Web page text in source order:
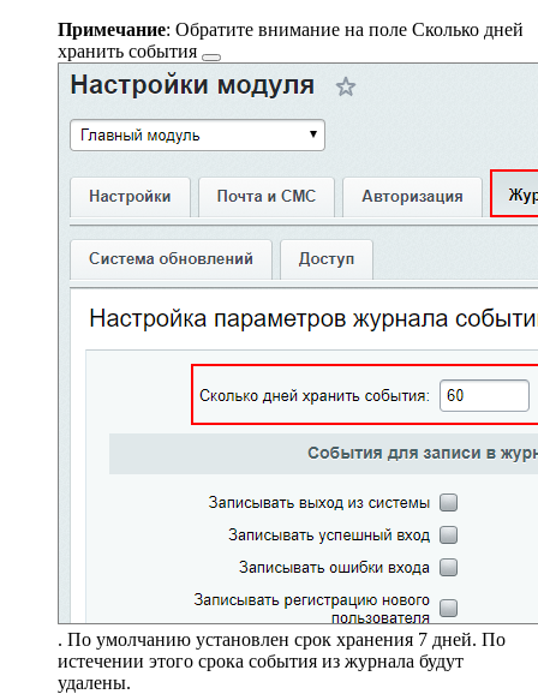
Примечание: Обратите внимание на поле Сколько дней
хранить события
. По умолчанию установлен срок хранения 7 дней. По
истечении этого срока события из журнала будут
удалены.